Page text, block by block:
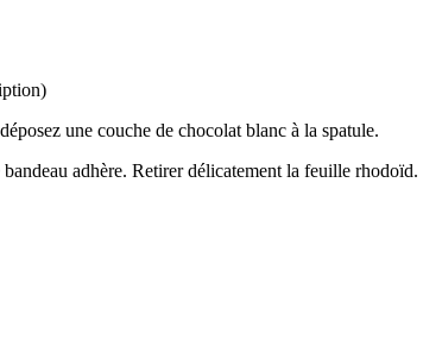
une couche de chocolat blanc à la spatule.
adhère. Retirer délicatement la feuille rhodoïd.